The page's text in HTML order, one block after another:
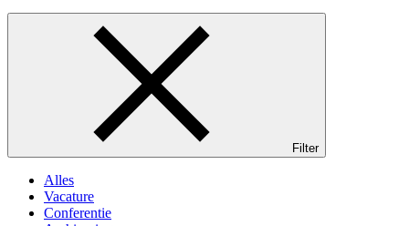
Filter
Alles
Vacature
Conferentie